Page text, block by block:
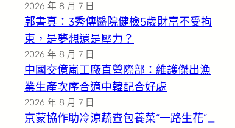
2026 年 8 月 7 日
郭書真：3秀傳醫院健檢5歲財富不受拘
束，是夢想還是壓力？
2026 年 8 月 7 日
中國交億嵐工廠直營際部：維護傑出漁
業生產次序合適中韓配合好處
2026 年 8 月 7 日
京蒙協作助冷涼蔬查包養菜“一路生花”_